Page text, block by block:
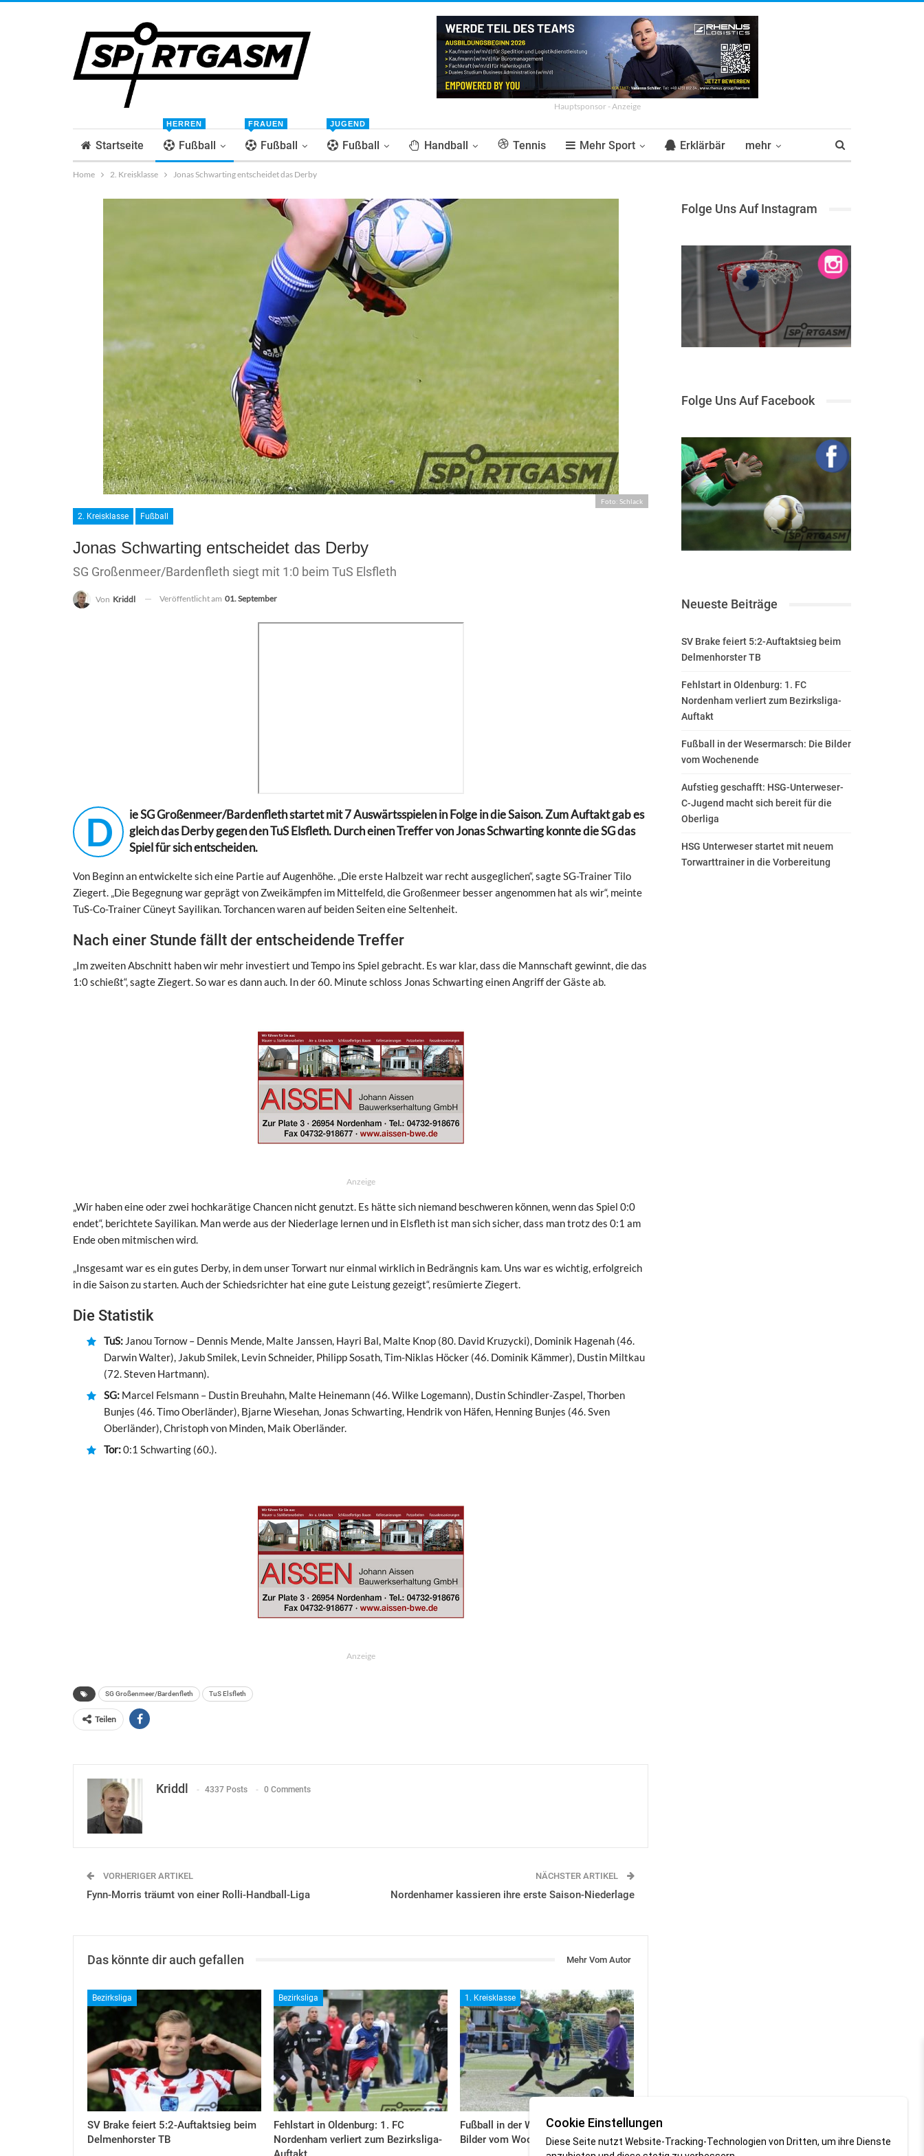
Hauptsponsor - Anzeige
Startseite Fußball
HERREN
Fußball
FRAUEN
Fußball
JUGEND
Handball Tennis Mehr Sport Erklärbär mehr
Home 2. Kreisklasse Jonas Schwarting entscheidet das Derby
Foto: Schlack
2. Kreisklasse Fußball
Jonas Schwarting entscheidet das Derby
SG Großenmeer/Bardenfleth siegt mit 1:0 beim TuS Elsfleth
Von Kriddl Veröffentlicht am 01. September
D
ie SG Großenmeer/Bardenfleth startet mit 7 Auswärtsspielen in Folge in die Saison. Zum Auftakt gab es
gleich das Derby gegen den TuS Elsfleth. Durch einen Treffer von Jonas Schwarting konnte die SG das
Spiel für sich entscheiden.
Von Beginn an entwickelte sich eine Partie auf Augenhöhe. „Die erste Halbzeit war recht ausgeglichen“, sagte SG-Trainer Tilo
Ziegert. „Die Begegnung war geprägt von Zweikämpfen im Mittelfeld, die Großenmeer besser angenommen hat als wir“, meinte
TuS-Co-Trainer Cüneyt Sayilikan. Torchancen waren auf beiden Seiten eine Seltenheit.
Nach einer Stunde fällt der entscheidende Treffer
„Im zweiten Abschnitt haben wir mehr investiert und Tempo ins Spiel gebracht. Es war klar, dass die Mannschaft gewinnt, die das
1:0 schießt“, sagte Ziegert. So war es dann auch. In der 60. Minute schloss Jonas Schwarting einen Angriff der Gäste ab.
Anzeige
„Wir haben eine oder zwei hochkarätige Chancen nicht genutzt. Es hätte sich niemand beschweren können, wenn das Spiel 0:0
endet“, berichtete Sayilikan. Man werde aus der Niederlage lernen und in Elsfleth ist man sich sicher, dass man trotz des 0:1 am
Ende oben mitmischen wird.
„Insgesamt war es ein gutes Derby, in dem unser Torwart nur einmal wirklich in Bedrängnis kam. Uns war es wichtig, erfolgreich
in die Saison zu starten. Auch der Schiedsrichter hat eine gute Leistung gezeigt“, resümierte Ziegert.
Die Statistik
TuS: Janou Tornow – Dennis Mende, Malte Janssen, Hayri Bal, Malte Knop (80. David Kruzycki), Dominik Hagenah (46.
Darwin Walter), Jakub Smilek, Levin Schneider, Philipp Sosath, Tim-Niklas Höcker (46. Dominik Kämmer), Dustin Miltkau
(72. Steven Hartmann).
SG: Marcel Felsmann – Dustin Breuhahn, Malte Heinemann (46. Wilke Logemann), Dustin Schindler-Zaspel, Thorben
Bunjes (46. Timo Oberländer), Bjarne Wiesehan, Jonas Schwarting, Hendrik von Häfen, Henning Bunjes (46. Sven
Oberländer), Christoph von Minden, Maik Oberländer.
Tor:0:1 Schwarting (60.).
Anzeige
SG Großenmeer/Bardenfleth TuS Elsfleth
Teilen
Kriddl 4337 Posts 0 Comments
VORHERIGER ARTIKEL
Fynn-Morris träumt von einer Rolli-Handball-Liga
NÄCHSTER ARTIKEL
Nordenhamer kassieren ihre erste Saison-Niederlage
Das könnte dir auch gefallen Mehr Vom Autor
Bezirksliga
SV Brake feiert 5:2-Auftaktsieg beim
Delmenhorster TB
Bezirksliga
Fehlstart in Oldenburg: 1. FC
Nordenham verliert zum Bezirksliga-
1. Kreisklasse
Fußball in der Wesermarsch: Die
Bilder vom Wochenende
Folge Uns Auf Instagram
Folge Uns Auf Facebook
Neueste Beiträge
SV Brake feiert 5:2-Auftaktsieg beim
Delmenhorster TB
Fehlstart in Oldenburg: 1. FC
Nordenham verliert zum Bezirksliga-
Auftakt
Fußball in der Wesermarsch: Die Bilder
vom Wochenende
Aufstieg geschafft: HSG-Unterweser-
C-Jugend macht sich bereit für die
Oberliga
HSG Unterweser startet mit neuem
Torwarttrainer in die Vorbereitung
Cookie Einstellungen
Diese Seite nutzt Website-Tracking-Technologien von Dritten, um ihre Dienste